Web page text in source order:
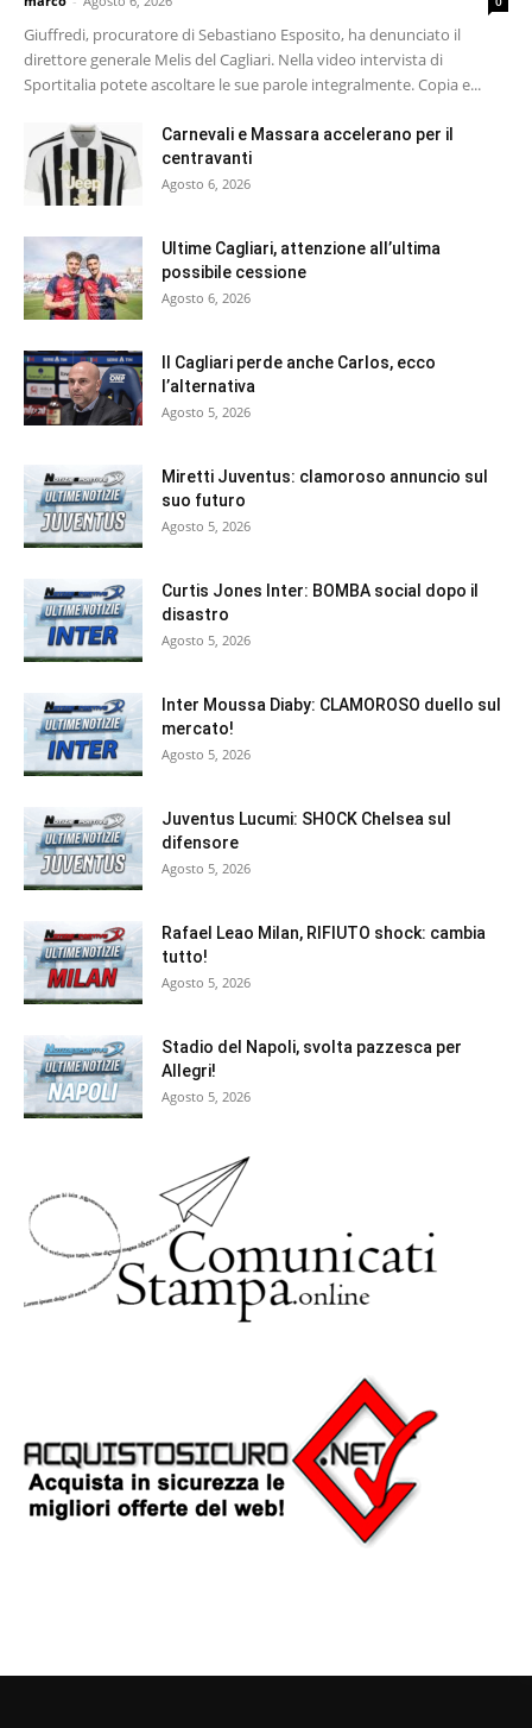
Giuffredi, procuratore di Sebastiano Esposito, ha denunciato il
direttore generale Melis del Cagliari. Nella video intervista di
Sportitalia potete ascoltare le sue parole integralmente. Copia e...
Carnevali e Massara accelerano per il
centravanti
Agosto 6, 2026
Ultime Cagliari, attenzione all’ultima
possibile cessione
Agosto 6, 2026
Il Cagliari perde anche Carlos, ecco
l’alternativa
Agosto 5, 2026
Miretti Juventus: clamoroso annuncio sul
suo futuro
Agosto 5, 2026
Curtis Jones Inter: BOMBA social dopo il
disastro
Agosto 5, 2026
Inter Moussa Diaby: CLAMOROSO duello sul
mercato!
Agosto 5, 2026
Juventus Lucumi: SHOCK Chelsea sul
difensore
Agosto 5, 2026
Rafael Leao Milan, RIFIUTO shock: cambia
tutto!
Agosto 5, 2026
Stadio del Napoli, svolta pazzesca per
Allegri!
Agosto 5, 2026